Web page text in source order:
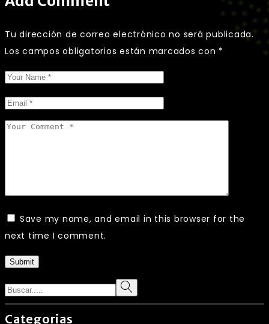
Tu dirección de correo electrónico no será publicada.
Los campos obligatorios están marcados con *
Save my name, and email in this browser for the
next time I comment.
Submit
Search
Categorias